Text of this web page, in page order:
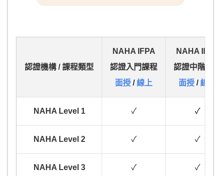
認證機構 / 課程類型
NAHA IFPA
認證入門課程
面授 /線上
NAHA IFPA
認證中階課程
面授 /線上
NAHA Level 1 ✓ ✓
NAHA Level 2 ✓ ✓
NAHA Level 3 ✓ ✓